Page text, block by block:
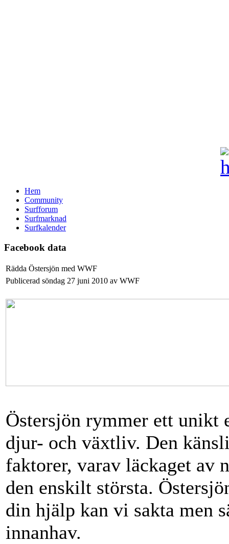
Hem
Community
Surfforum
Surfmarknad
Surfkalender
Facebook data
Rädda Östersjön med WWF
Publicerad söndag 27 juni 2010 av WWF
Östersjön rymmer ett unikt
djur- och växtliv. Den
faktorer, varav läckaget av
den enskilt största.
din hjälp kan vi sakta men
innanhav.